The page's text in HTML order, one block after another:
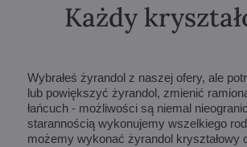
Każdy
Wybrałeś żyrandol z naszej ofery, ale
lub powiększyć żyrandol, zmienić
łańcuch - możliwości są niemal
starannością wykonujemy wszelkiego
możemy wykonać żyrandol kryształowy